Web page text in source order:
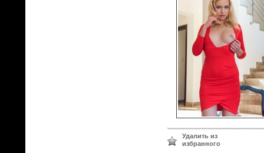
Удалить из
избранного